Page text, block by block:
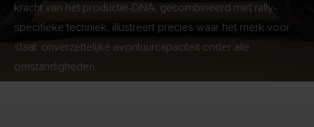
kracht van het productie-DNA, gecombineerd met rally-
specifieke techniek, illustreert precies waar het merk voor
staat: onverzettelijke avontuurcapaciteit onder alle
omstandigheden.